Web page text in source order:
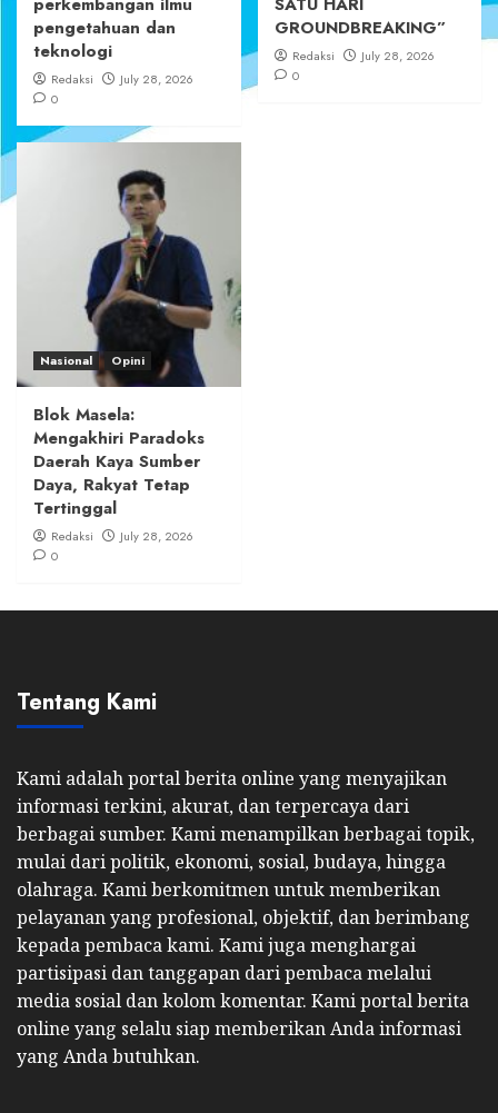
pengetahuan dan
teknologi
Redaksi
July 28, 2026
0
GROUNDBREAKING”
Redaksi
July 28, 2026
0
Nasional Opini
Blok Masela:
Mengakhiri Paradoks
Daerah Kaya Sumber
Daya, Rakyat Tetap
Tertinggal
Redaksi
July 28, 2026
0
Tentang Kami
Kami adalah portal berita online yang menyajikan
informasi terkini, akurat, dan terpercaya dari
berbagai sumber. Kami menampilkan berbagai topik,
mulai dari politik, ekonomi, sosial, budaya, hingga
olahraga. Kami berkomitmen untuk memberikan
pelayanan yang profesional, objektif, dan berimbang
kepada pembaca kami. Kami juga menghargai
partisipasi dan tanggapan dari pembaca melalui
media sosial dan kolom komentar. Kami portal berita
online yang selalu siap memberikan Anda informasi
yang Anda butuhkan.